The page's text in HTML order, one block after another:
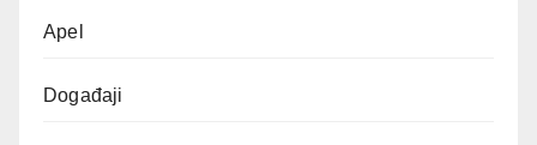
Apel
Događaji